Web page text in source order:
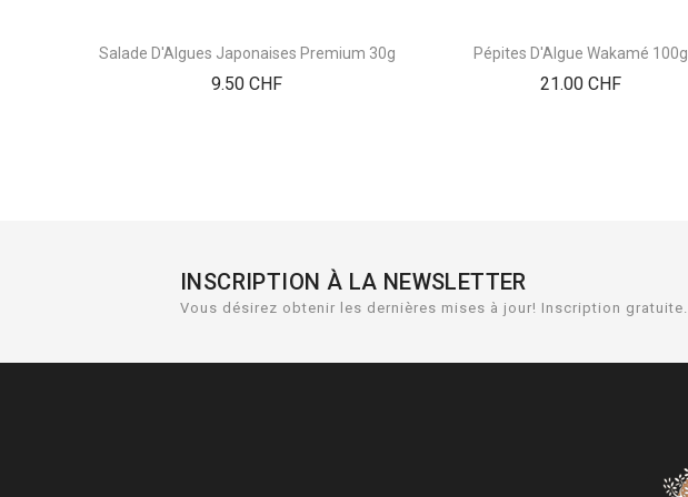
Salade D'Algues Japonaises Premium 30g
9.50 CHFPrix
Pépites D'Algue Wakamé 100g
21.00 CHFPrix
INSCRIPTION À LA NEWSLETTER
Vous désirez obtenir les dernières mises à jour! Inscription gratuite.